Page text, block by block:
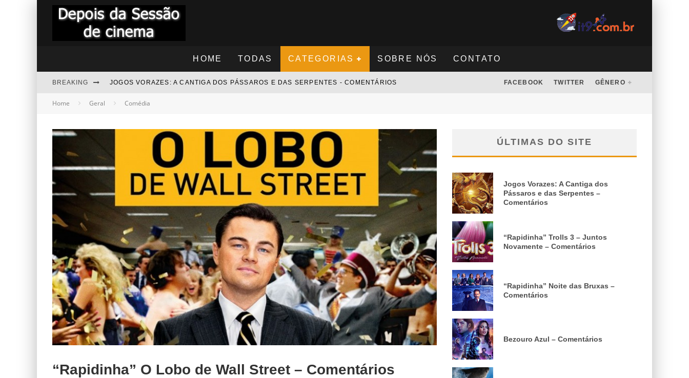
HOME TODAS CATEGORIAS SOBRE NÓS CONTATO
BREAKING JOGOS VORAZES: A CANTIGA DOS PÁSSAROS E DAS SERPENTES - COMENTÁRIOS
"RAPIDINHA" TROLLS 3 - JUNTOS NOVAMENTE - COMENTÁRIOS
BEZOURO AZUL - COMENTÁRIOS
“RAPIDINHA” MEGATUBARÃO 2 – COMENTÁRIOS
FACEBOOK TWITTER GÊNERO
Home Geral Comédia
“Rapidinha” O Lobo de Wall Street – Comentários
ÚLTIMAS DO SITE
Jogos Vorazes: A Cantiga dos
Pássaros e das Serpentes –
Comentários
“Rapidinha” Trolls 3 – Juntos
Novamente – Comentários
“Rapidinha” Noite das Bruxas –
Comentários
Bezouro Azul – Comentários